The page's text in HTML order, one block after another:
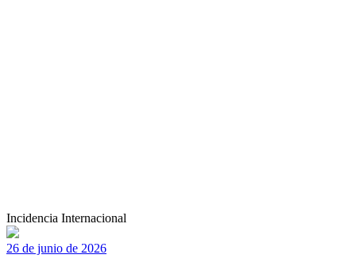
Incidencia Internacional
26 de junio de 2026